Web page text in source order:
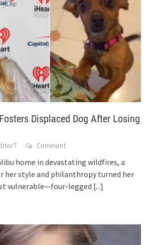
Displaced Dog After Losing
Comment
home in devastating wildfires, a
her style and philanthropy turned her
vulnerable—four-legged [...]